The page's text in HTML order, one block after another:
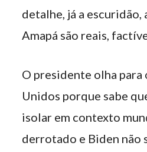
detalhe, já a escuridão,
Amapá são reais,
O presidente olha para
Unidos porque sabe
isolar em contexto
derrotado e Biden não